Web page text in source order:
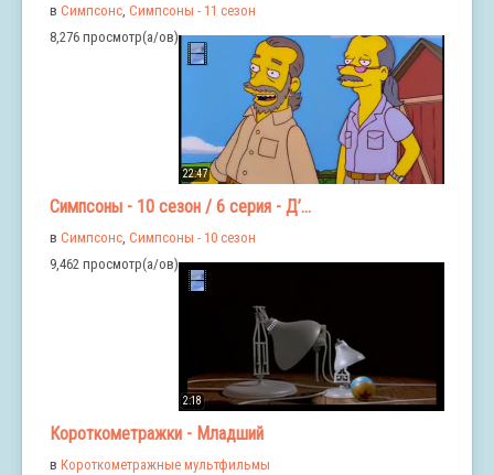
в Симпсонс Симпсоны - 11 сезон
8,276 просмотр(а/ов)
22:47
Симпсоны - 10 сезон / 6 серия - Д’...
в Симпсонс Симпсоны - 10 сезон
9,462 просмотр(а/ов)
2:18
Короткометражки - Младший
в Короткометражные мультфильмы